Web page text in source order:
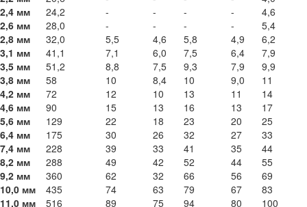
2,4 мм
24,2 - - - -
4,6
2,6 мм
28,0 - - - -
5,4
2,8 мм
32,0 5,5 4,6 5,8 4,9
6,2
3,1 мм
41,1 7,1 6,0 7,5 6,4
7,9
3,5 мм
51,2 8,8 7,5 9,3 7,9
9,9
3,8 мм
58 10 8,4 10 9,0
11
4,2 мм
72 12 10 13 11
14
4,6 мм
90 15 13 16 13
17
5,6 мм
129 22 18 23 20
25
6,4 мм
175 30 26 32 27
33
7,4 мм
228 39 33 41 35
44
8,2 мм
288 49 42 52 44
55
9,2 мм
360 62 32 66 56
69
10,0 мм
435 74 63 79 67
83
11,0 мм
516 89 75 94 80
100